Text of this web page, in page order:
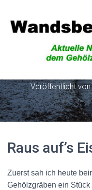
Veröffentlicht von
Raus auf’s
Zuerst sah ich heute
Gehölzgräben ein